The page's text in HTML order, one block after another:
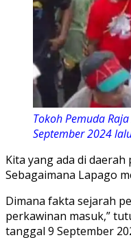
Tokoh Pemuda
September 2024
Kita yang ada di
Sebagaimana Lapago
Dimana fakta sejarah
perkawinan masuk,”
tanggal 9 September